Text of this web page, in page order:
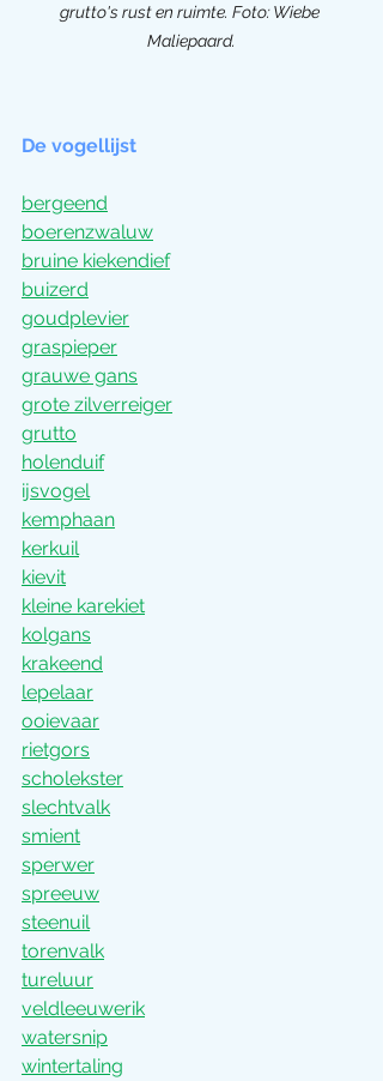
grutto's rust en ruimte. Foto: Wiebe
Maliepaard.
De vogellijst
bergeend
boerenzwaluw
bruine kiekendief
buizerd
goudplevier
graspieper
grauwe gans
grote zilverreiger
grutto
holenduif
ijsvogel
kemphaan
kerkuil
kievit
kleine karekiet
kolgans
krakeend
lepelaar
ooievaar
rietgors
scholekster
slechtvalk
smient
sperwer
spreeuw
steenuil
torenvalk
tureluur
veldleeuwerik
watersnip
wintertaling